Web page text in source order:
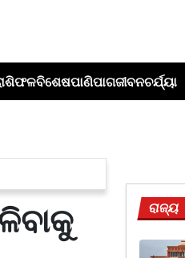
ବିଶେଷପାଣିପାଗଜୀବନଚର୍ଯ୍ୟା
ରାଜ୍ୟ